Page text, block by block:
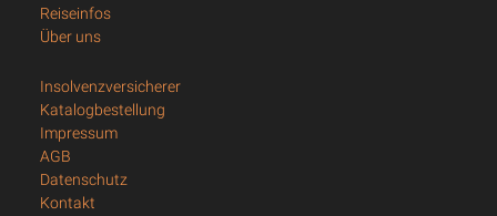
Reiseinfos
Über uns
Insolvenzversicherer
Katalogbestellung
Impressum
AGB
Datenschutz
Kontakt